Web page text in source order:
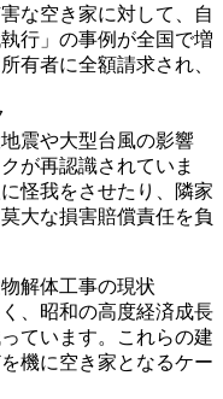
な空き家に対して、自
行」の事例が全国で増
有者に全額請求され、
震や大型台風の影響
が再認識されていま
怪我をさせたり、隣家
大な損害賠償責任を負
解体工事の現状
、昭和の高度経済成長
ています。これらの建
機に空き家となるケー